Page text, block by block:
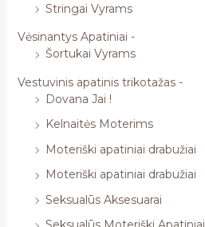
Stringai Vyrams
Vėsinantys Apatiniai -
Šortukai Vyrams
Vestuvinis apatinis trikotažas -
Dovana Jai !
Kelnaitės Moterims
Moteriški apatiniai drabužiai
Moteriški apatiniai drabužiai
Seksualūs Aksesuarai